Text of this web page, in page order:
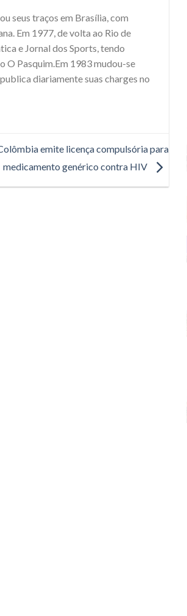
seus traços em Brasília, com
Em 1977, de volta ao Rio de
e Jornal dos Sports, tendo
O Pasquim.Em 1983 mudou-se
diariamente suas charges no
emite licença compulsória para
medicamento genérico contra HIV